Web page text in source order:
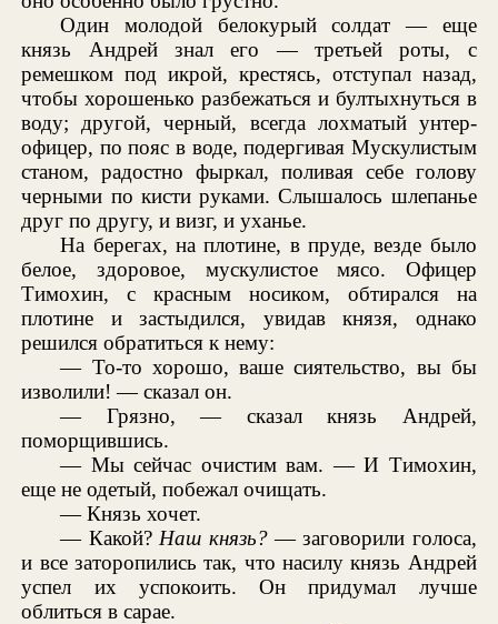
Один молодой белокурый солдат — еще
князь Андрей знал его — третьей роты, с
ремешком под икрой, крестясь, отступал назад,
чтобы хорошенько разбежаться и бултыхнуться в
воду; другой, черный, всегда лохматый унтер-
офицер, по пояс в воде, подергивая Мускулистым
станом, радостно фыркал, поливая себе голову
черными по кисти руками. Слышалось шлепанье
друг по другу, и визг, и уханье.
На берегах, на плотине, в пруде, везде было
белое, здоровое, мускулистое мясо. Офицер
Тимохин, с красным носиком, обтирался на
плотине и застыдился, увидав князя, однако
решился обратиться к нему:
— То-то хорошо, ваше сиятельство, вы бы
изволили! — сказал он.
— Грязно, — сказал князь Андрей,
поморщившись.
— Мы сейчас очистим вам. — И Тимохин,
еще не одетый, побежал очищать.
— Князь хочет.
— Какой? Наш князь?— заговорили голоса,
и все заторопились так, что насилу князь Андрей
успел их успокоить. Он придумал лучше
облиться в сарае.